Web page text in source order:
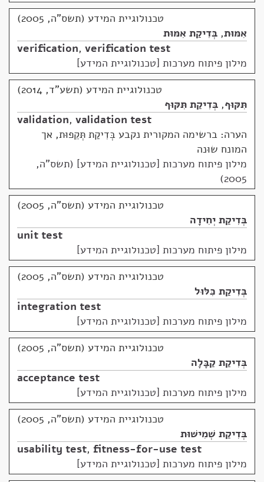
טכנולוגיית המידע (תשס"ה, 2005)
אִמּוּת, בְּדִיקַת אִמּוּת
verification, verification test
מילון פיתוח מערכות [טכנולוגיית המידע]
טכנולוגיית המידע (תשע"ד, 2014)
תִּקּוּף, בְּדִיקַת תִּקּוּף
validation, validation test
הערה: ברשימה המקורית נקבע בְּדִיקַת תְּקֵפוּת, אך
המונח שוּנה
מילון פיתוח מערכות [טכנולוגיית המידע] (תשס"ה,
2005)
טכנולוגיית המידע (תשס"ה, 2005)
בְּדִיקַת יְחִידָה
unit test
מילון פיתוח מערכות [טכנולוגיית המידע]
טכנולוגיית המידע (תשס"ה, 2005)
בְּדִיקַת כִּלּוּל
integration test
מילון פיתוח מערכות [טכנולוגיית המידע]
טכנולוגיית המידע (תשס"ה, 2005)
בְּדִיקַת קַבָּלָה
acceptance test
מילון פיתוח מערכות [טכנולוגיית המידע]
טכנולוגיית המידע (תשס"ה, 2005)
בְּדִיקַת שְׁמִישׁוּת
usability test, fitness-for-use test
מילון פיתוח מערכות [טכנולוגיית המידע]